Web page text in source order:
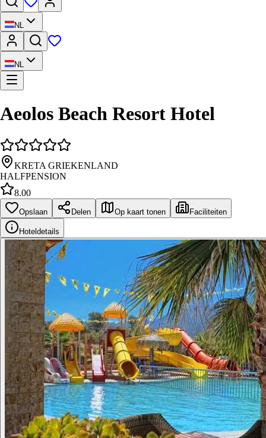
NL
NL
Aeolos Beach Resort Hotel
KRETA GRIEKENLAND
HALFPENSION
8.00
Opslaan Delen Op kaart tonen Faciliteiten
Hoteldetails